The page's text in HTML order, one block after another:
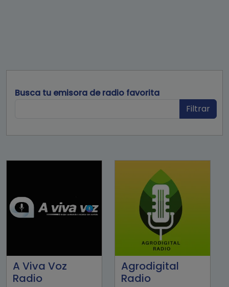
Busca tu emisora de radio favorita
Filtrar
A Viva Voz
Radio
Agrodigital
Radio